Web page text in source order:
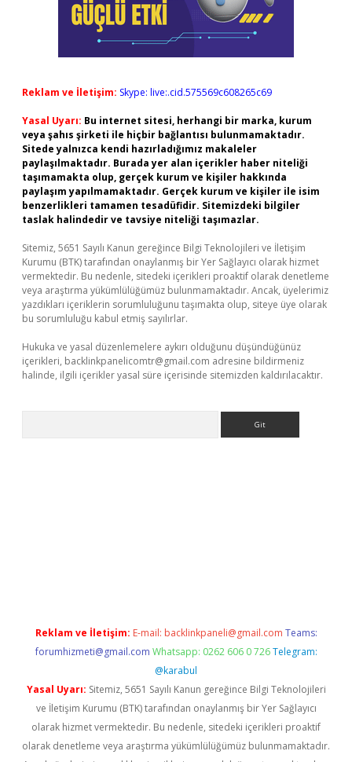
Reklam ve İletişim: Skype: live:.cid.575569c608265c69
Yasal Uyarı: Bu internet sitesi, herhangi bir marka, kurum
veya şahıs şirketi ile hiçbir bağlantısı bulunmamaktadır.
Sitede yalnızca kendi hazırladığımız makaleler
paylaşılmaktadır. Burada yer alan içerikler haber niteliği
taşımamakta olup, gerçek kurum ve kişiler hakkında
paylaşım yapılmamaktadır. Gerçek kurum ve kişiler ile isim
benzerlikleri tamamen tesadüfidir. Sitemizdeki bilgiler
taslak halindedir ve tavsiye niteliği taşımazlar.
Sitemiz, 5651 Sayılı Kanun gereğince Bilgi Teknolojileri ve İletişim
Kurumu (BTK) tarafından onaylanmış bir Yer Sağlayıcı olarak hizmet
vermektedir. Bu nedenle, sitedeki içerikleri proaktif olarak denetleme
veya araştırma yükümlülüğümüz bulunmamaktadır. Ancak, üyelerimiz
yazdıkları içeriklerin sorumluluğunu taşımakta olup, siteye üye olarak
bu sorumluluğu kabul etmiş sayılırlar.
Hukuka ve yasal düzenlemelere aykırı olduğunu düşündüğünüz
içerikleri, backlinkpanelicomtr@gmail.com adresine bildirmeniz
halinde, ilgili içerikler yasal süre içerisinde sitemizden kaldırılacaktır.
Reklam ve İletişim: E-mail: backlinkpaneli@gmail.com Teams:
forumhizmeti@gmail.com Whatsapp: 0262 606 0 726 Telegram:
@karabul
Yasal Uyarı: Sitemiz, 5651 Sayılı Kanun gereğince Bilgi Teknolojileri
ve İletişim Kurumu (BTK) tarafından onaylanmış bir Yer Sağlayıcı
olarak hizmet vermektedir. Bu nedenle, sitedeki içerikleri proaktif
olarak denetleme veya araştırma yükümlülüğümüz bulunmamaktadır.